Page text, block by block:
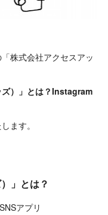
株式会社アクセスアッ
）」とは？Instagram
ます。
」とは？
アプリ